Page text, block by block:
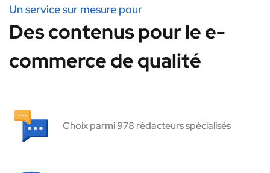
Un service sur mesure pour
Des contenus pour le e-
commerce de qualité
Choix parmi 978 rédacteurs spécialisés